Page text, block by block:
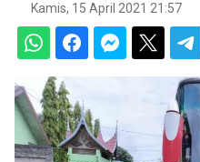
Kamis, 15 April 2021 21:57